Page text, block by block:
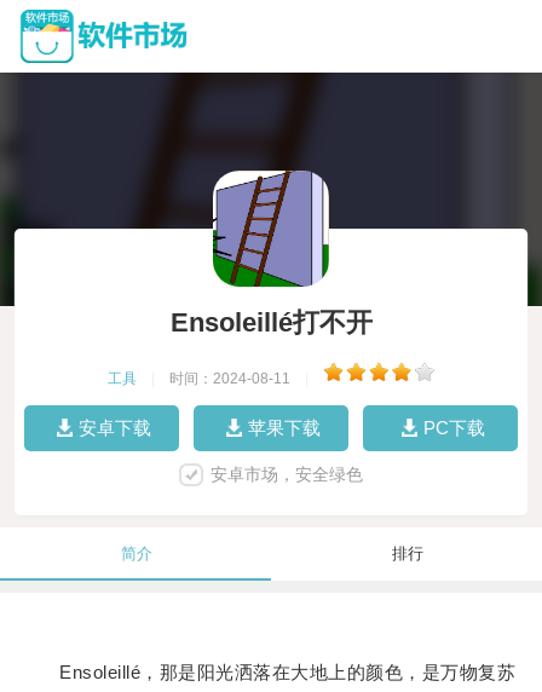
Ensoleillé打不开
工具 时间：2024-08-11
安卓下载 苹果下载 PC下载
安卓市场，安全绿色
简介 排行
Ensoleillé，那是阳光洒落在大地上的颜色，是万物复苏